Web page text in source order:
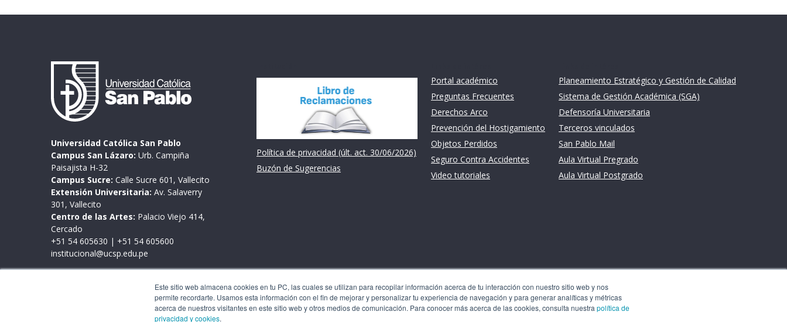
Este sitio web almacena cookies en tu PC, las cuales se utilizan para recopilar información acerca de tu interacción con nuestro sitio web y nos
permite recordarte. Usamos esta información con el fin de mejorar y personalizar tu experiencia de navegación y para generar analíticas y métricas
acerca de nuestros visitantes en este sitio web y otros medios de comunicación. Para conocer más acerca de las cookies, consulta nuestra política de
privacidad y cookies.
Universidad Católica San Pablo
Campus San Lázaro: Urb. Campiña
Paisajista H-32
Campus Sucre: Calle Sucre 601, Vallecito
Extensión Universitaria: Av. Salaverry
301, Vallecito
Centro de las Artes: Palacio Viejo 414,
Cercado
+51 54 605630 | +51 54 605600
institucional@ucsp.edu.pe
Lunes a viernes de 9:00 a 17:00 horas
Política de privacidad (últ. act. 30/06/2026)
Buzón de Sugerencias
Portal académico
Preguntas Frecuentes
Derechos Arco
Prevención del Hostigamiento
Objetos Perdidos
Seguro Contra Accidentes
Video tutoriales
Planeamiento Estratégico y Gestión de Calidad
Sistema de Gestión Académica (SGA)
Defensoría Universitaria
Terceros vinculados
San Pablo Mail
Aula Virtual Pregrado
Aula Virtual Postgrado
Este sitio web almacena cookies en tu PC, las cuales se utilizan para recopilar información acerca de tu
interacción con nuestro sitio web y nos permite recordarte. Usamos esta información con el fin de mejorar y